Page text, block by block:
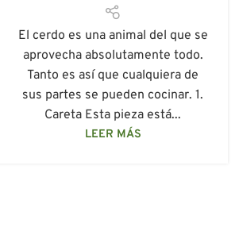
El cerdo es una animal del que se
aprovecha absolutamente todo.
Tanto es así que cualquiera de
sus partes se pueden cocinar. 1.
Careta Esta pieza está...
LEER MÁS